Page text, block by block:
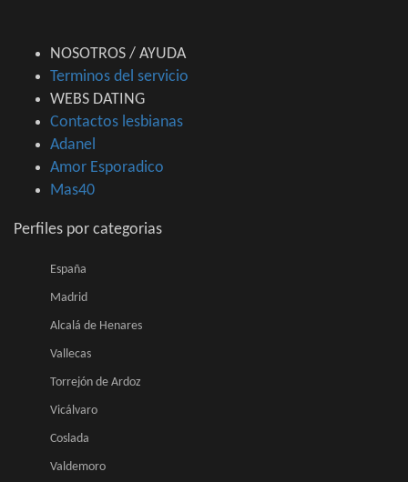
NOSOTROS / AYUDA
Terminos del servicio
WEBS DATING
Contactos lesbianas
Adanel
Amor Esporadico
Mas40
Perfiles por categorias
España
Madrid
Alcalá de Henares
Vallecas
Torrejón de Ardoz
Vicálvaro
Coslada
Valdemoro